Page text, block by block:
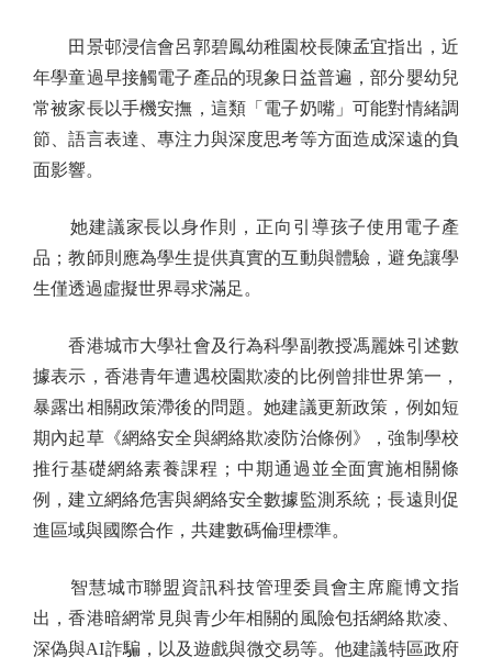
田景邨浸信會呂郭碧鳳幼稚園校長陳孟宜指出，近
年學童過早接觸電子產品的現象日益普遍，部分嬰幼兒
常被家長以手機安撫，這類「電子奶嘴」可能對情緒調
節、語言表達、專注力與深度思考等方面造成深遠的負
面影響。
她建議家長以身作則，正向引導孩子使用電子產
品；教師則應為學生提供真實的互動與體驗，避免讓學
生僅透過虛擬世界尋求滿足。
香港城市大學社會及行為科學副教授馮麗姝引述數
據表示，香港青年遭遇校園欺凌的比例曾排世界第一，
暴露出相關政策滯後的問題。她建議更新政策，例如短
期內起草《網絡安全與網絡欺凌防治條例》，強制學校
推行基礎網絡素養課程；中期通過並全面實施相關條
例，建立網絡危害與網絡安全數據監測系統；長遠則促
進區域與國際合作，共建數碼倫理標準。
智慧城市聯盟資訊科技管理委員會主席龐博文指
出，香港暗網常見與青少年相關的風險包括網絡欺凌、
深偽與AI詐騙，以及遊戲與微交易等。他建議特區政府